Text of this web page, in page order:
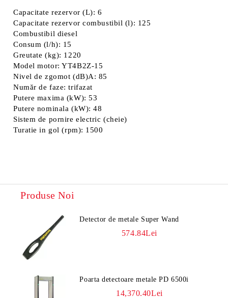
Capacitate rezervor (L): 6
Capacitate rezervor combustibil (l): 125
Combustibil diesel
Consum (l/h): 15
Greutate (kg): 1220
Model motor: YT4B2Z-15
Nivel de zgomot (dB)A: 85
Număr de faze: trifazat
Putere maxima (kW): 53
Putere nominala (kW): 48
Sistem de pornire electric (cheie)
Turatie in gol (rpm): 1500
Produse Noi
Detector de metale Super Wand
574.84Lei
Poarta detectoare metale PD 6500i
14,370.40Lei